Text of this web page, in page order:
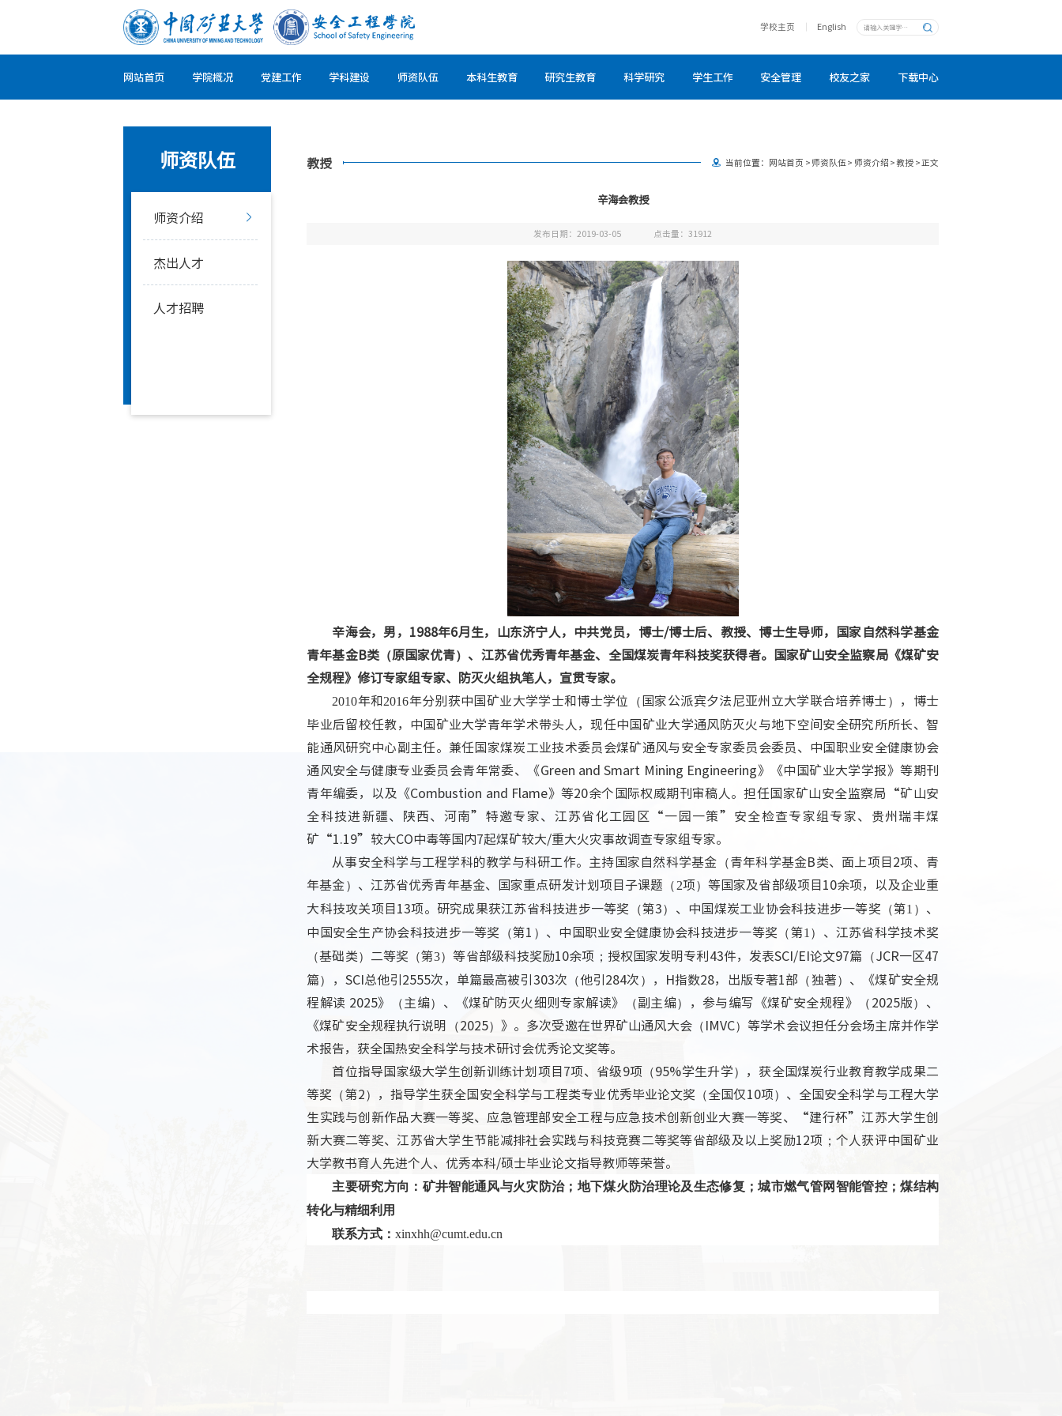
学校主页 English
网站首页 学院概况 党建工作 学科建设 师资队伍 本科生教育 研究生教育 科学研究 学生工作 安全管理 校友之家 下载中心
师资队伍
师资介绍
杰出人才
人才招聘
教授 当前位置： 网站首页 > 师资队伍> 师资介绍 >教授 >正文
辛海会教授
发布日期：2019-03-05 点击量： 31912
辛海会，男， 1988年6月生，山东济宁人，中共党员，博士/博士后、教授、博士生导师，国家自然科学基金
青年基金B类（原国家优青）、江苏省优秀青年基金、全国煤炭青年科技奖获得者。国家矿山安全监察局《煤矿安
全规程》修订专家组专家、防灭火组执笔人，宣贯专家。
2010年和2016年分别获中国矿业大学学士和博士学位（国家公派宾夕法尼亚州立大学联合培养博士），博士
毕业后留校任教，中国矿业大学青年学术带头人，现任中国矿业大学通风防灭火与地下空间安全研究所所长、智
能通风研究中心副主任。兼任国家煤炭工业技术委员会煤矿通风与安全专家委员会委员、中国职业安全健康协会
通风安全与健康专业委员会青年常委、《Green and Smart Mining Engineering》《中国矿业大学学报》等期刊
青年编委，以及《Combustion and Flame》等20余个国际权威期刊审稿人。担任国家矿山安全监察局“矿山安
全科技进新疆、陕西、河南”特邀专家、江苏省化工园区“一园一策”安全检查专家组专家、贵州瑞丰煤
矿“1.19” 较大CO中毒等国内7起煤矿较大/重大火灾事故调查专家组专家。
从事安全科学与工程学科的教学与科研工作。 主持国家自然科学基金（青年科学基金B类、面上项目2项、青
年基金）、江苏省优秀青年基金、国家重点研发计划项目子课题（ 2项）等国家及省部级项目10余项，以及企业重
大科技攻关项目13项。研究成果获江苏省科技进步一等奖（第3）、中国煤炭工业协会科技进步一等奖（第1 ）、
中国安全生产协会科技进步一等奖（第1 ）、中国职业安全健康协会科技进步一等奖（第1 ）、江苏省科学技术奖
（基础类）二等奖（第3）等省部级科技奖励10余项；授权国家发明专利43件，发表SCI/EI论文97篇（JCR一区47
篇）， SCI总他引2555次，单篇最高被引303次（他引284次）， H指数28，出版专著1部（独著）、《煤矿安全规
程解读 2025》（主编）、《煤矿防灭火细则专家解读》（副主编），参与编写《煤矿安全规程》（2025版）、
《煤矿安全规程执行说明（2025）》。多次受邀在世界矿山通风大会（IMVC）等学术会议担任分会场主席并作学
术报告，获全国热安全科学与技术研讨会优秀论文奖等。
首位指导国家级大学生创新训练计划项目7项、省级9项（95%学生升学），获全国煤炭行业教育教学成果二
等奖（第2），指导学生获全国安全科学与工程类专业优秀毕业论文奖（全国仅10项）、全国安全科学与工程大学
生实践与创新作品大赛一等奖、应急管理部安全工程与应急技术创新创业大赛一等奖、“建行杯”江苏大学生创
新大赛二等奖、江苏省大学生节能减排社会实践与科技竞赛二等奖等省部级及以上奖励12项；个人获评中国矿业
大学教书育人先进个人、优秀本科/硕士毕业论文指导教师等荣誉。
主要研究方向：矿井智能通风与火灾防治；地下煤火防治理论及生态修复；城市燃气管网智能管控；煤结构
转化与精细利用
联系方式：xinxhh@cumt.edu.cn